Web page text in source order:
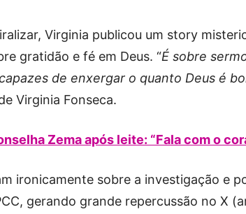
Virginia publicou um story
gratidão e fé em Deus. “É sobre
de enxergar o quanto Deus é
Virginia Fonseca.
Zema após leite: “Fala com o
ironicamente sobre a investigação e
gerando grande repercussão no X